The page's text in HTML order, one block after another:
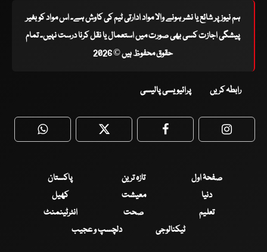
ہم نیوز پر شائع یا نشر ہونے والا مواد ادارتی ٹیم کی کاوش ہے۔ اس مواد کو بغیر
پیشگی اجازت کسی بھی صورت میں استعمال یا نقل کرنا درست نہیں۔ تمام
حقوق محفوظ ہیں © 2026
رابطہ کریں پرائیویسی پالیسی
WhatsApp Twitter Facebook
صفحۂ اول تازہ ترین
پاکستان
دنیا
معیشت
کھیل
تعلیم
صحت
انٹرٹینمنٹ
ٹیکنالوجی
دلچسپ و عجیب